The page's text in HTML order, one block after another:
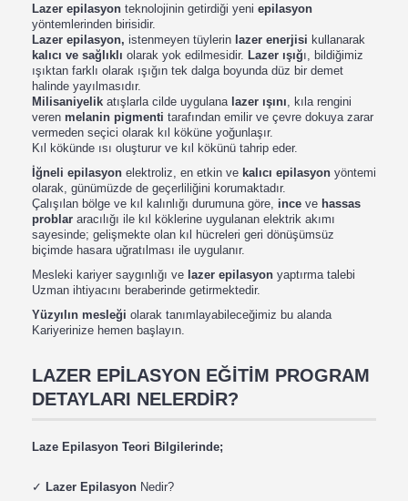
Lazer epilasyon teknolojinin getirdiği yeni epilasyon
yöntemlerinden birisidir.
Lazer epilasyon, istenmeyen tüylerin lazer enerjisi kullanarak
kalıcı ve sağlıklı olarak yok edilmesidir. Lazer ışığı, bildiğimiz
ışıktan farklı olarak ışığın tek dalga boyunda düz bir demet
halinde yayılmasıdır.
Milisaniyelik atışlarla cilde uygulana lazer ışını , kıla rengini
veren melanin pigmenti tarafından emilir ve çevre dokuya zarar
vermeden seçici olarak kıl köküne yoğunlaşır.
Kıl kökünde ısı oluşturur ve kıl kökünü tahrip eder.
İğneli epilasyon elektroliz, en etkin ve kalıcı epilasyon yöntemi
olarak, günümüzde de geçerliliğini korumaktadır.
Çalışılan bölge ve kıl kalınlığı durumuna göre, ince ve hassas
problar aracılığı ile kıl köklerine uygulanan elektrik akımı
sayesinde; gelişmekte olan kıl hücreleri geri dönüşümsüz
biçimde hasara uğratılması ile uygulanır.
Mesleki kariyer saygınlığı ve lazer epilasyon yaptırma talebi
Uzman ihtiyacını beraberinde getirmektedir.
Yüzyılın mesleği olarak tanımlayabileceğimiz bu alanda
Kariyerinize hemen başlayın.
LAZER EPİLASYON EĞİTİM PROGRAM
DETAYLARI NELERDİR?
Laze Epilasyon Teori Bilgilerinde;
✓ Lazer Epilasyon Nedir?